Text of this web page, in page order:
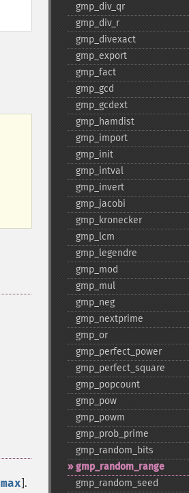
max].
gmp_​div_​qr
gmp_​div_​r
gmp_​divexact
gmp_​export
gmp_​fact
gmp_​gcd
gmp_​gcdext
gmp_​hamdist
gmp_​import
gmp_​init
gmp_​intval
gmp_​invert
gmp_​jacobi
gmp_​kronecker
gmp_​lcm
gmp_​legendre
gmp_​mod
gmp_​mul
gmp_​neg
gmp_​nextprime
gmp_​or
gmp_​perfect_​power
gmp_​perfect_​square
gmp_​popcount
gmp_​pow
gmp_​powm
gmp_​prob_​prime
gmp_​random_​bits
gmp_​random_​range
gmp_​random_​seed